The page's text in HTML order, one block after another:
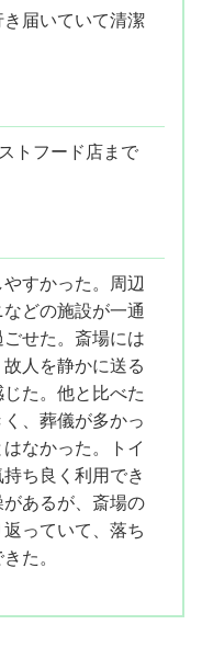
き届いていて清潔
トフード店まで
すかった。周辺
どの施設が一通
せた。斎場には
人を静かに送る
た。他と比べた
、葬儀が多かっ
なかった。トイ
ち良く利用でき
あるが、斎場の
っていて、落ち
た。